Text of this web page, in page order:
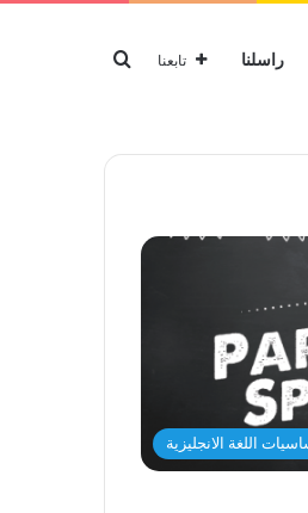
راسلنا تابعنا
اللغة الانجليزية